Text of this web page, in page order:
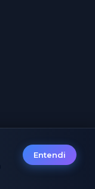
Entendi